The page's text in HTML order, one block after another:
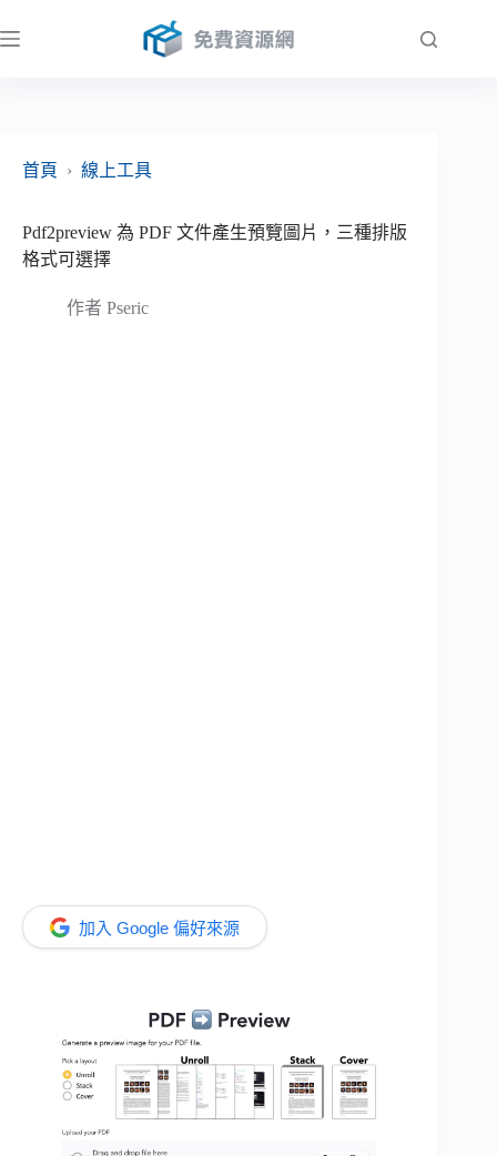
至
首頁
› 線上工具
Pdf2preview 為 PDF 文件產生預覽圖片，三種排版
格式可選擇
作者 Pseric
加入 Google 偏好來源